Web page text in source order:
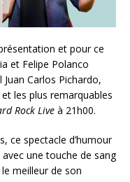
et pour ce
et Felipe Polanco
Carlos Pichardo,
les plus remarquables
Rock Live à 21h00.
ce spectacle d’humour
une touche de sang
meilleur de son